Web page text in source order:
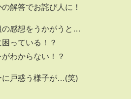
解答でお詫び人に！
感想をうかがうと…
っている！？
わからない！？
に戸惑う様子が…(笑)